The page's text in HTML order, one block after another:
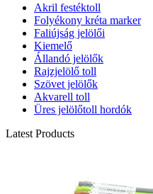
Akril festéktoll
Folyékony kréta marker
Faliújság jelölői
Kiemelő
Állandó jelölők
Rajzjelölő toll
Szövet jelölők
Akvarell toll
Üres jelölőtoll hordók
Latest Products